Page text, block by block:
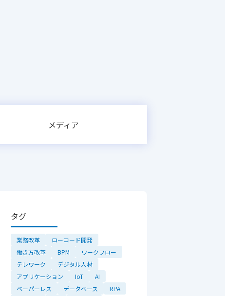
メディア
タグ
業務改革
ローコード開発
働き方改革
BPM
ワークフロー
テレワーク
デジタル人材
アプリケーション
IoT
AI
ペーパーレス
データベース
RPA